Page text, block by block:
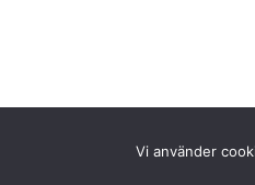
Vi använder